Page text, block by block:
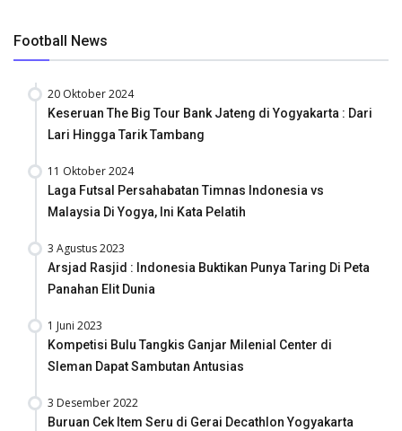
Football News
20 Oktober 2024
Keseruan The Big Tour Bank Jateng di Yogyakarta : Dari
Lari Hingga Tarik Tambang
11 Oktober 2024
Laga Futsal Persahabatan Timnas Indonesia vs
Malaysia Di Yogya, Ini Kata Pelatih
3 Agustus 2023
Arsjad Rasjid : Indonesia Buktikan Punya Taring Di Peta
Panahan Elit Dunia
1 Juni 2023
Kompetisi Bulu Tangkis Ganjar Milenial Center di
Sleman Dapat Sambutan Antusias
3 Desember 2022
Buruan Cek Item Seru di Gerai Decathlon Yogyakarta